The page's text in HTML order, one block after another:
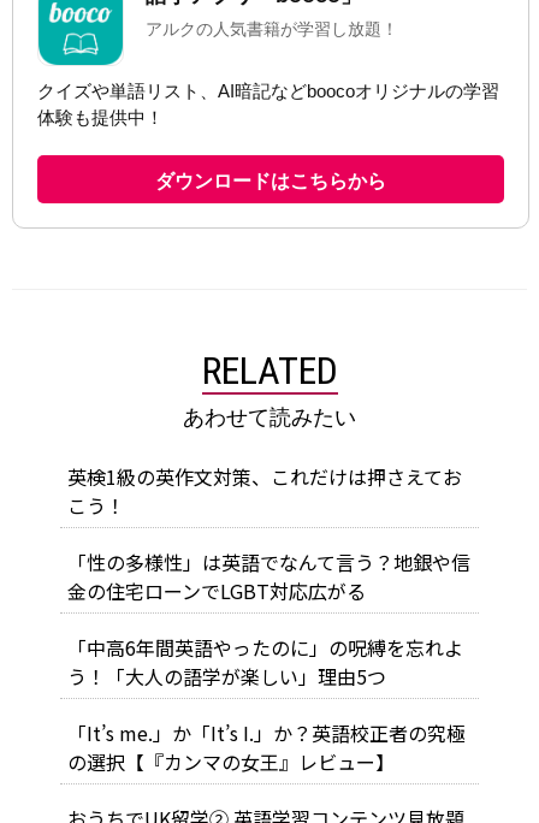
RELATED
あわせて読みたい
英検1級の英作文対策、これだけは押さえてお
こう！
「性の多様性」は英語でなんて言う？地銀や信
金の住宅ローンでLGBT対応広がる
「中高6年間英語やったのに」の呪縛を忘れよ
う！「大人の語学が楽しい」理由5つ
「It’s me.」か「It’s I.」か？英語校正者の究極
の選択【『カンマの女王』レビュー】